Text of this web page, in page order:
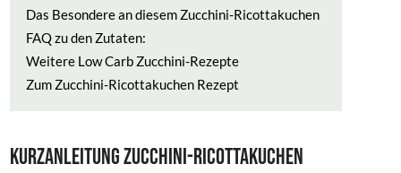
Das Besondere an diesem Zucchini-Ricottakuchen
FAQ zu den Zutaten:
Weitere Low Carb Zucchini-Rezepte
Zum Zucchini-Ricottakuchen Rezept
Kurzanleitung Zucchini-Ricottakuchen